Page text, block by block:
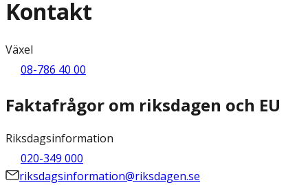
Kontakt
Växel
08-786 40 00
Faktafrågor om riksdagen och EU
Riksdagsinformation
020-349 000
riksdagsinformation@riksdagen.se